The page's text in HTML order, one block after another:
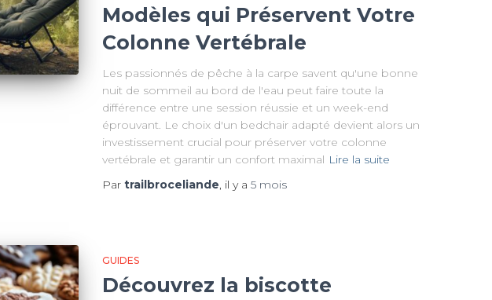
Modèles qui Préservent Votre
Colonne Vertébrale
Les passionnés de pêche à la carpe savent qu'une bonne
nuit de sommeil au bord de l'eau peut faire toute la
différence entre une session réussie et un week-end
éprouvant. Le choix d'un bedchair adapté devient alors un
investissement crucial pour préserver votre colonne
vertébrale et garantir un confort maximal Lire la suite
Par trailbroceliande, il y a 5 mois
GUIDES
Découvrez la biscotte